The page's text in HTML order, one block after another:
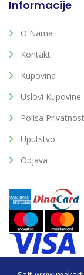
Informacije
O Nama
Kontakt
Kupovina
Uslovi Kupovine
Polisa
Uputstvo
Odjava